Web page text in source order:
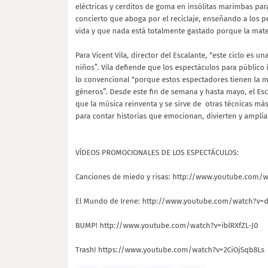
eléctricas y cerditos de goma en insólitas marimbas
concierto que aboga por el reciclaje, enseñando a los
vida y que nada está totalmente gastado porque la
Para Vicent Vila, director del Escalante, “este ciclo es
niños”. Vila defiende que los espectáculos para
lo convencional “porque estos espectadores tienen la
géneros”. Desde este fin de semana y hasta mayo, el
que la música reinventa y se sirve de otras técnicas
para contar historias que emocionan, divierten y
VÍDEOS PROMOCIONALES DE LOS ESPECTÁCULOS:
Canciones de miedo y risas: http://www.youtube.com/
El Mundo de Irene: http://www.youtube.com/
BUMP! http://www.youtube.com/watch?v=iblRXfZL-J0
Trash! https://www.youtube.com/watch?v=2CiOjSqb8Ls